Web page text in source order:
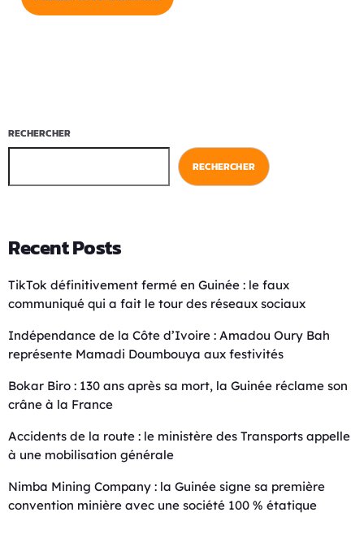
RECHERCHER
RECHERCHER
Recent Posts
TikTok définitivement fermé en Guinée : le faux
communiqué qui a fait le tour des réseaux sociaux
Indépendance de la Côte d’Ivoire : Amadou Oury Bah
représente Mamadi Doumbouya aux festivités
Bokar Biro : 130 ans après sa mort, la Guinée réclame son
crâne à la France
Accidents de la route : le ministère des Transports appelle
à une mobilisation générale
Nimba Mining Company : la Guinée signe sa première
convention minière avec une société 100 % étatique